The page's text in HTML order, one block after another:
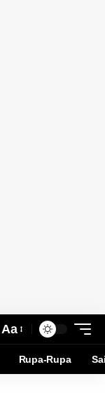
Aa
Rupa-Rupa